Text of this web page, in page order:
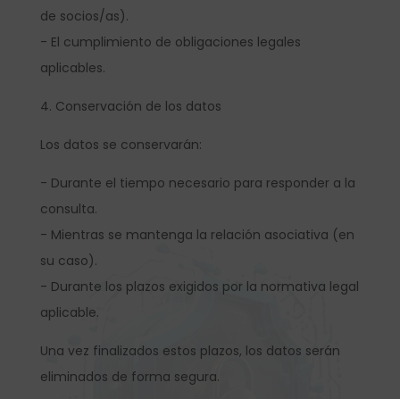
de socios/as).
- El cumplimiento de obligaciones legales
aplicables.
4. Conservación de los datos
Los datos se conservarán:
- Durante el tiempo necesario para responder a la
consulta.
- Mientras se mantenga la relación asociativa (en
su caso).
- Durante los plazos exigidos por la normativa legal
aplicable.
Una vez finalizados estos plazos, los datos serán
eliminados de forma segura.